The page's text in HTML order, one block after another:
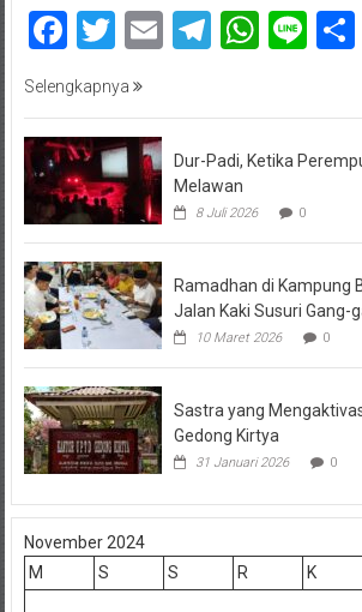
Facebook
Twitter
EmailTelegram
Line
Selengkapnya
Dur-Padi, Ketika
Melawan
8 Juli 2026 0
Ramadhan di Kampung
Jalan Kaki Susuri Gang-
10 Maret 2026 0
Sastra yang
Gedong Kirtya
31 Januari 2026 0
November 2024
M
S S R K